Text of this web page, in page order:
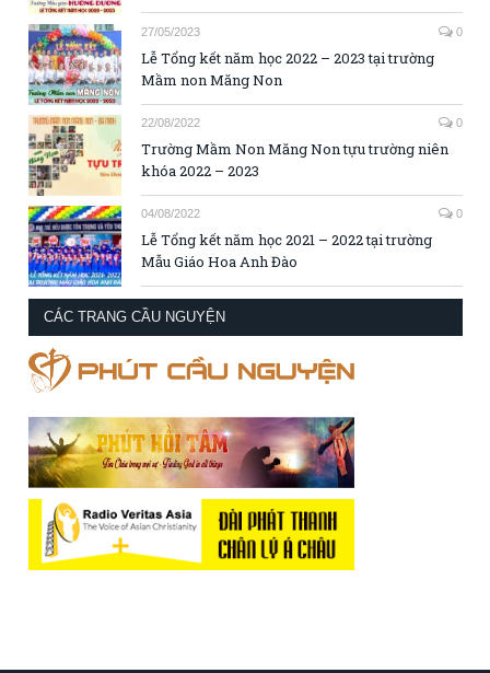
27/05/2023 0
Lễ Tổng kết năm học 2022 – 2023 tại trường
Mầm non Măng Non
22/08/2022 0
Trường Mầm Non Măng Non tựu trường niên
khóa 2022 – 2023
04/08/2022 0
Lễ Tổng kết năm học 2021 – 2022 tại trường
Mẫu Giáo Hoa Anh Đào
CÁC TRANG CẦU NGUYỆN